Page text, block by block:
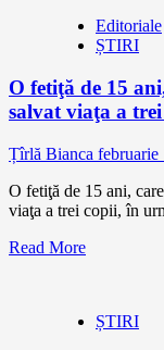
Editoriale
ȘTIRI
O fetiţă de 15
salvat viaţa a
Țîrlă Bianca februarie
O fetiţă de 15 ani,
viaţa a trei copii, în
Read More
ȘTIRI